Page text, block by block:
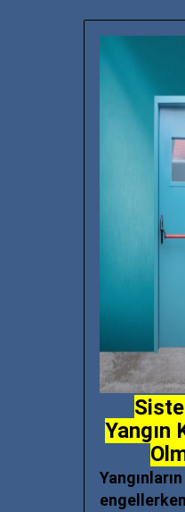
Yangın
Yangınların